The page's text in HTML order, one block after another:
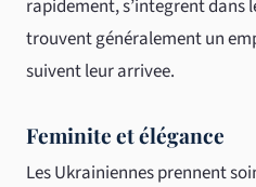
rapidement, s’integrent
trouvent généralement un
suivent leur arrivee.
Feminite et élégance
Les Ukrainiennes prennent